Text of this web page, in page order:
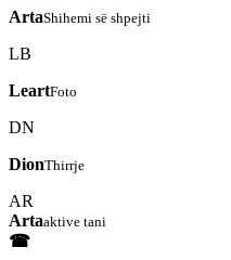
ArtaShihemi së shpejti
LB
LeartFoto
DN
DionThirrje
AR
Artaaktive tani
☎